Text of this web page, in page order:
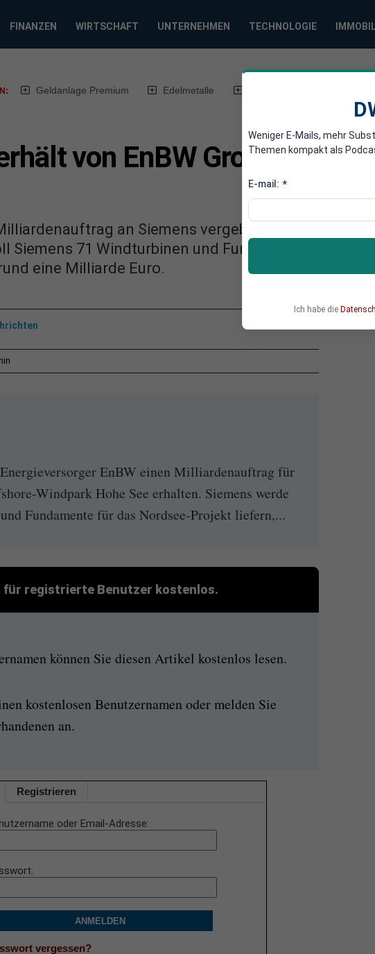
FINANZEN WIRTSCHAFT UNTERNEHMEN TECHNOLOGIE
Geldanlage Premium Edelmetalle
von EnBW Großauftrag
an Siemens vergeben. Für den Bau
Siemens 71 Windturbinen und Fundamente liefern.
eine Milliarde Euro.
EnBW einen Milliardenauftrag für
Windpark Hohe See erhalten. Siemens werde
Fundamente für das Nordsee-Projekt liefern,...
für registrierte Benutzer kostenlos.
können Sie diesen Artikel kostenlos lesen.
kostenlosen Benutzernamen oder melden Sie
an.
Registrieren
oder Email-Adresse
ANMELDEN
vergessen?
Weniger E-Mails, mehr
Themen kompakt als
E-mail: *
Ich habe die